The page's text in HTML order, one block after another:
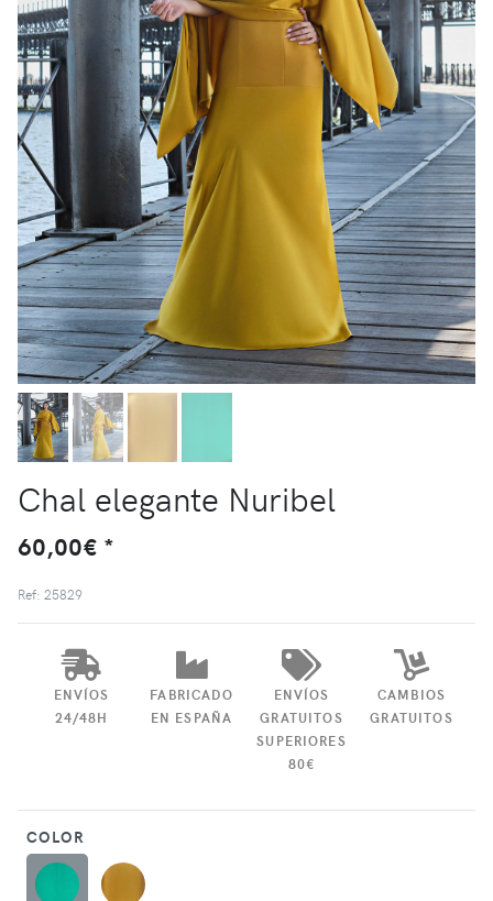
Chal elegante Nuribel
60,00€ *
Ref: 25829
ENVÍOS
24/48H
FABRICADO
EN ESPAÑA
ENVÍOS
GRATUITOS
SUPERIORES
80€
CAMBIOS
GRATUITOS
COLOR